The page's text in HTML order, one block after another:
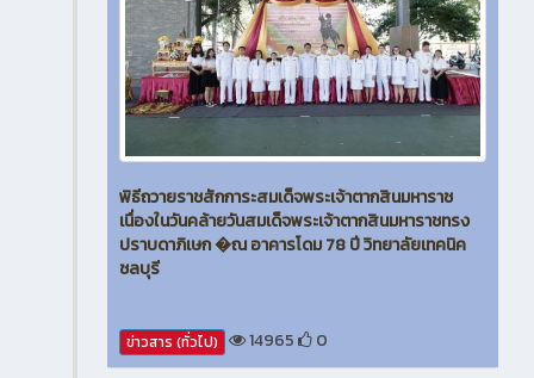
พิธีถวายราชสักการะสมเด็จพระเจ้าตากสินมหาราช
เนื่องในวันคล้ายวันสมเด็จพระเจ้าตากสินมหาราชทรง
ปราบดาภิเษก �ณ อาคารโดม 78 ปี วิทยาลัยเทคนิค
ชลบุรี
ข่าวสาร (ทั่วไป) 14965 0